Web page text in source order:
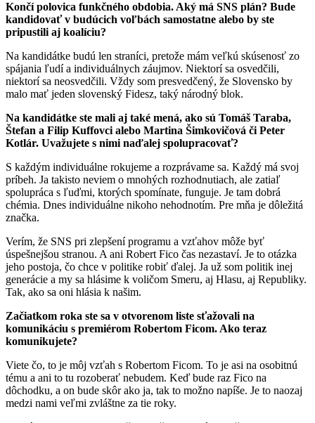
Končí polovica funkčného obdobia. Aký má SNS plán? Bude
kandidovať v budúcich voľbách samostatne alebo by ste
pripustili aj koalíciu?
Na kandidátke budú len straníci, pretože mám veľkú skúsenosť zo
spájania ľudí a individuálnych záujmov. Niektorí sa osvedčili,
niektorí sa neosvedčili. Vždy som presvedčený, že Slovensko by
malo mať jeden slovenský Fidesz, taký národný blok.
Na kandidátke ste mali aj také mená, ako sú Tomáš Taraba,
Štefan a Filip Kuffovci alebo Martina Šimkovičová či Peter
Kotlár. Uvažujete s nimi naďalej spolupracovať?
S každým individuálne rokujeme a rozprávame sa. Každý má svoj
príbeh. Ja takisto neviem o mnohých rozhodnutiach, ale zatiaľ
spolupráca s ľuďmi, ktorých spomínate, funguje. Je tam dobrá
chémia. Dnes individuálne nikoho nehodnotím. Pre mňa je dôležitá
značka.
Verím, že SNS pri zlepšení programu a vzťahov môže byť
úspešnejšou stranou. A ani Robert Fico čas nezastaví. Je to otázka
jeho postoja, čo chce v politike robiť ďalej. Ja už som politik inej
generácie a my sa hlásime k voličom Smeru, aj Hlasu, aj Republiky.
Tak, ako sa oni hlásia k našim.
Začiatkom roka ste sa v otvorenom liste sťažovali na
komunikáciu s premiérom Robertom Ficom. Ako teraz
komunikujete?
Viete čo, to je môj vzťah s Robertom Ficom. To je asi na osobitnú
tému a ani to tu rozoberať nebudem. Keď bude raz Fico na
dôchodku, a on bude skôr ako ja, tak to možno napíše. Je to naozaj
medzi nami veľmi zvláštne za tie roky.